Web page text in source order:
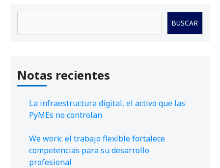
BUSCAR
Notas recientes
La infraestructura digital, el activo que las
PyMEs no controlan
We work: el trabajo flexible fortalece
competencias para su desarrollo
profesional